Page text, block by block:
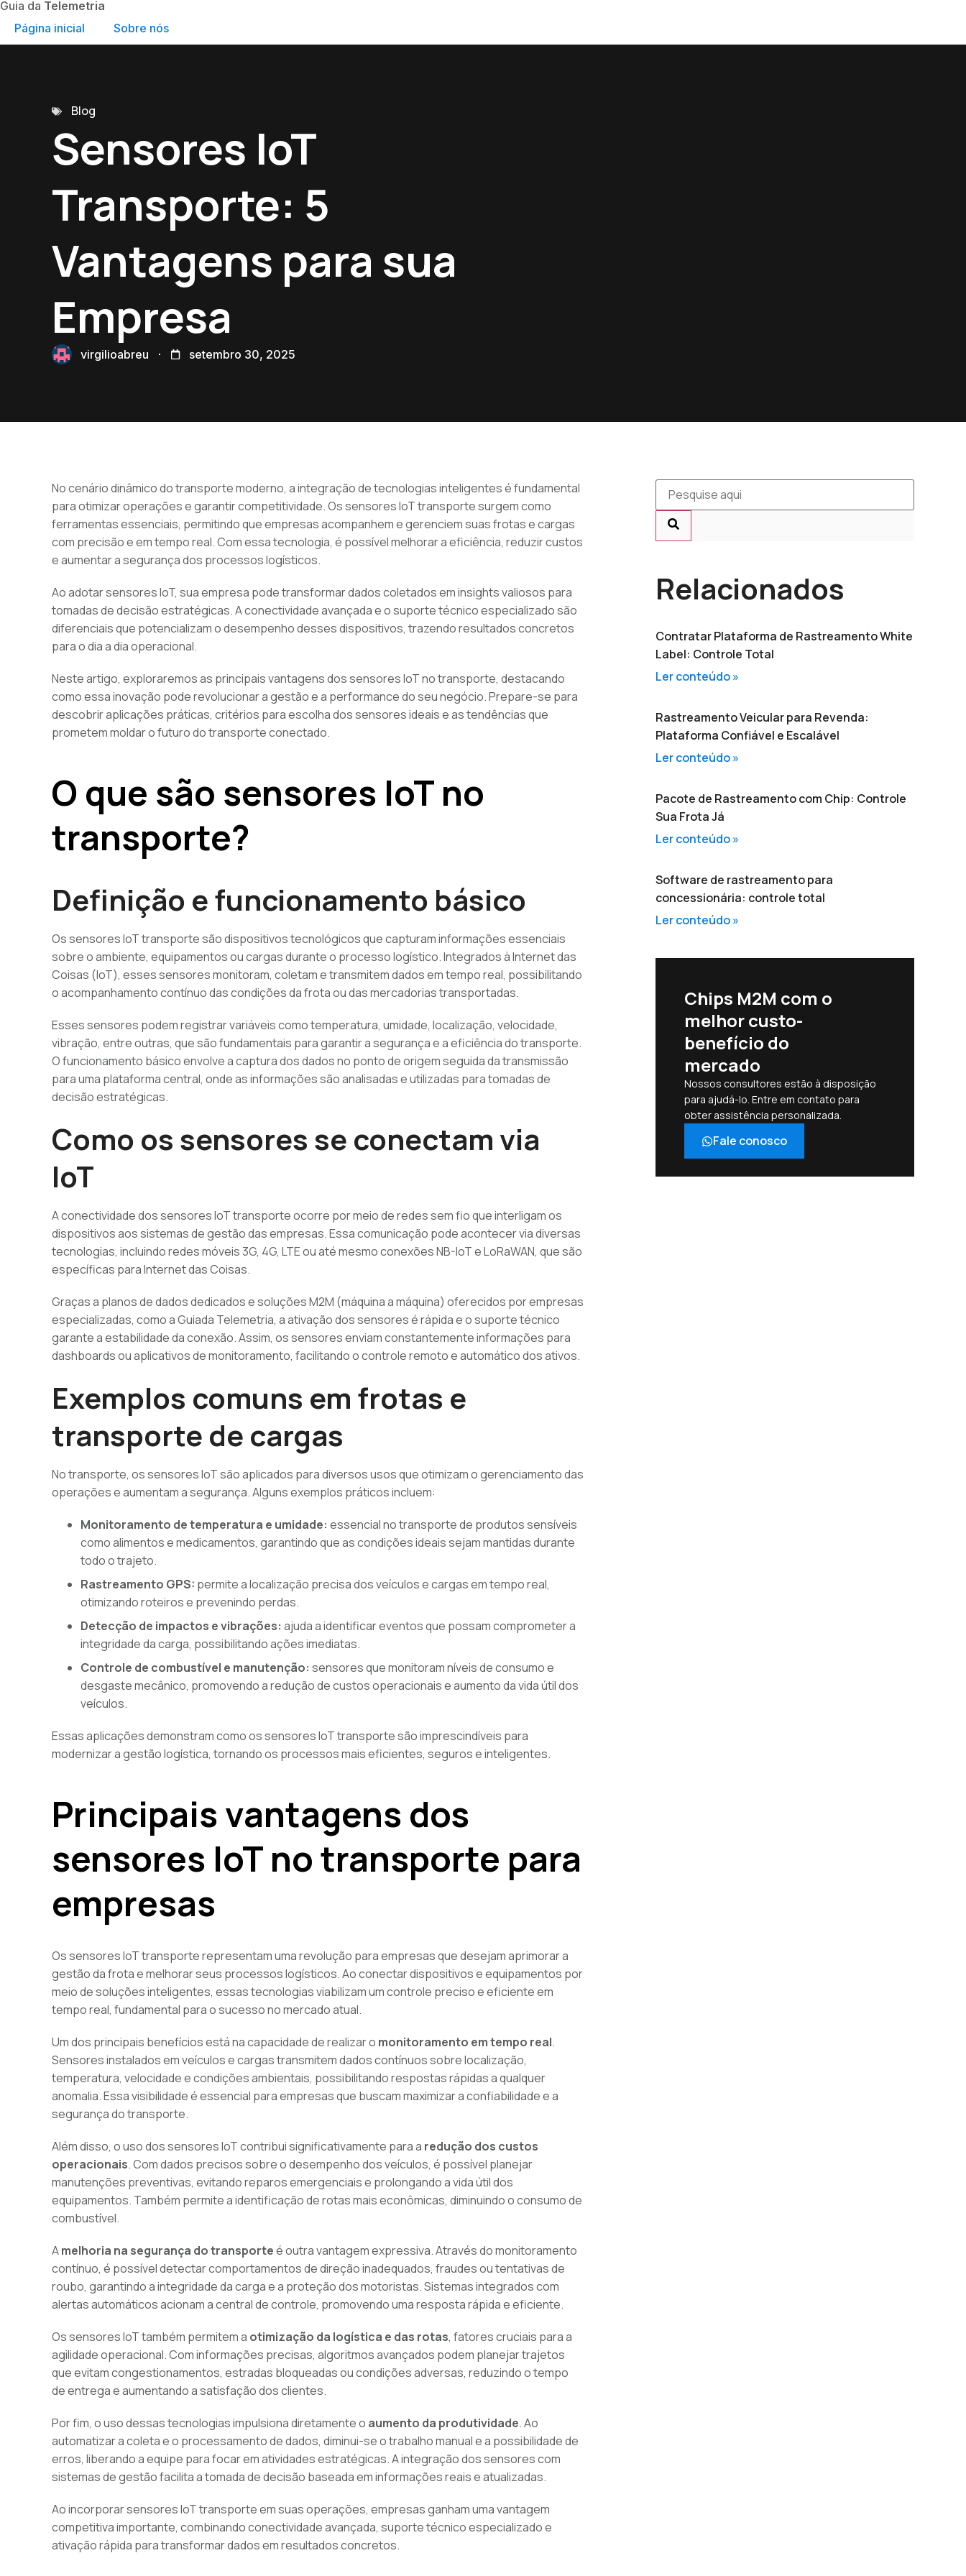
Guia da Telemetria
Página inicial
Sobre nós
Blog
Sensores IoT
Transporte: 5
Vantagens para sua
Empresa
virgilioabreu setembro 30, 2025
No cenário dinâmico do transporte moderno, a integração de tecnologias inteligentes é fundamental
para otimizar operações e garantir competitividade. Os sensores IoT transporte surgem como
ferramentas essenciais, permitindo que empresas acompanhem e gerenciem suas frotas e cargas
com precisão e em tempo real. Com essa tecnologia, é possível melhorar a eficiência, reduzir custos
e aumentar a segurança dos processos logísticos.
Ao adotar sensores IoT, sua empresa pode transformar dados coletados em insights valiosos para
tomadas de decisão estratégicas. A conectividade avançada e o suporte técnico especializado são
diferenciais que potencializam o desempenho desses dispositivos, trazendo resultados concretos
para o dia a dia operacional.
Neste artigo, exploraremos as principais vantagens dos sensores IoT no transporte, destacando
como essa inovação pode revolucionar a gestão e a performance do seu negócio. Prepare-se para
descobrir aplicações práticas, critérios para escolha dos sensores ideais e as tendências que
prometem moldar o futuro do transporte conectado.
O que são sensores IoT no
transporte?
Definição e funcionamento básico
Os sensores IoT transporte são dispositivos tecnológicos que capturam informações essenciais
sobre o ambiente, equipamentos ou cargas durante o processo logístico. Integrados à Internet das
Coisas (IoT), esses sensores monitoram, coletam e transmitem dados em tempo real, possibilitando
o acompanhamento contínuo das condições da frota ou das mercadorias transportadas.
Esses sensores podem registrar variáveis como temperatura, umidade, localização, velocidade,
vibração, entre outras, que são fundamentais para garantir a segurança e a eficiência do transporte.
O funcionamento básico envolve a captura dos dados no ponto de origem seguida da transmissão
para uma plataforma central, onde as informações são analisadas e utilizadas para tomadas de
decisão estratégicas.
Como os sensores se conectam via
IoT
A conectividade dos sensores IoT transporte ocorre por meio de redes sem fio que interligam os
dispositivos aos sistemas de gestão das empresas. Essa comunicação pode acontecer via diversas
tecnologias, incluindo redes móveis 3G, 4G, LTE ou até mesmo conexões NB-IoT e LoRaWAN, que são
específicas para Internet das Coisas.
Graças a planos de dados dedicados e soluções M2M (máquina a máquina) oferecidos por empresas
especializadas, como a Guiada Telemetria, a ativação dos sensores é rápida e o suporte técnico
garante a estabilidade da conexão. Assim, os sensores enviam constantemente informações para
dashboards ou aplicativos de monitoramento, facilitando o controle remoto e automático dos ativos.
Exemplos comuns em frotas e
transporte de cargas
No transporte, os sensores IoT são aplicados para diversos usos que otimizam o gerenciamento das
operações e aumentam a segurança. Alguns exemplos práticos incluem:
Monitoramento de temperatura e umidade: essencial no transporte de produtos sensíveis
como alimentos e medicamentos, garantindo que as condições ideais sejam mantidas durante
todo o trajeto.
Rastreamento GPS: permite a localização precisa dos veículos e cargas em tempo real,
otimizando roteiros e prevenindo perdas.
Detecção de impactos e vibrações: ajuda a identificar eventos que possam comprometer a
integridade da carga, possibilitando ações imediatas.
Controle de combustível e manutenção: sensores que monitoram níveis de consumo e
desgaste mecânico, promovendo a redução de custos operacionais e aumento da vida útil dos
veículos.
Essas aplicações demonstram como os sensores IoT transporte são imprescindíveis para
modernizar a gestão logística, tornando os processos mais eficientes, seguros e inteligentes.
Principais vantagens dos
sensores IoT no transporte para
empresas
Os sensores IoT transporte representam uma revolução para empresas que desejam aprimorar a
gestão da frota e melhorar seus processos logísticos. Ao conectar dispositivos e equipamentos por
meio de soluções inteligentes, essas tecnologias viabilizam um controle preciso e eficiente em
tempo real, fundamental para o sucesso no mercado atual.
Um dos principais benefícios está na capacidade de realizar o monitoramento em tempo real.
Sensores instalados em veículos e cargas transmitem dados contínuos sobre localização,
temperatura, velocidade e condições ambientais, possibilitando respostas rápidas a qualquer
anomalia. Essa visibilidade é essencial para empresas que buscam maximizar a confiabilidade e a
segurança do transporte.
Além disso, o uso dos sensores IoT contribui significativamente para a redução dos custos
operacionais. Com dados precisos sobre o desempenho dos veículos, é possível planejar
manutenções preventivas, evitando reparos emergenciais e prolongando a vida útil dos
equipamentos. Também permite a identificação de rotas mais econômicas, diminuindo o consumo de
combustível.
Amelhoria na segurança do transporteé outra vantagem expressiva. Através do monitoramento
contínuo, é possível detectar comportamentos de direção inadequados, fraudes ou tentativas de
roubo, garantindo a integridade da carga e a proteção dos motoristas. Sistemas integrados com
alertas automáticos acionam a central de controle, promovendo uma resposta rápida e eficiente.
Os sensores IoT também permitem a otimização da logística e das rotas, fatores cruciais para a
agilidade operacional. Com informações precisas, algoritmos avançados podem planejar trajetos
que evitam congestionamentos, estradas bloqueadas ou condições adversas, reduzindo o tempo
de entrega e aumentando a satisfação dos clientes.
Por fim, o uso dessas tecnologias impulsiona diretamente o aumento da produtividade. Ao
automatizar a coleta e o processamento de dados, diminui-se o trabalho manual e a possibilidade de
erros, liberando a equipe para focar em atividades estratégicas. A integração dos sensores com
sistemas de gestão facilita a tomada de decisão baseada em informações reais e atualizadas.
Ao incorporar sensores IoT transporte em suas operações, empresas ganham uma vantagem
competitiva importante, combinando conectividade avançada, suporte técnico especializado e
ativação rápida para transformar dados em resultados concretos.
Relacionados
Contratar Plataforma de Rastreamento White
Label: Controle Total
Ler conteúdo »
Rastreamento Veicular para Revenda:
Plataforma Confiável e Escalável
Ler conteúdo »
Pacote de Rastreamento com Chip: Controle
Sua Frota Já
Ler conteúdo »
Software de rastreamento para
concessionária: controle total
Ler conteúdo »
Chips M2M com o
melhor custo-
benefício do
mercado
Nossos consultores estão à disposição
para ajudá-lo. Entre em contato para
obter assistência personalizada.
Fale conosco